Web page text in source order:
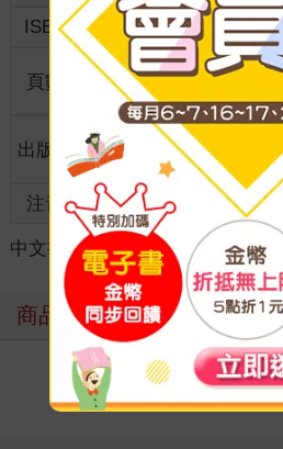
大的向日葵，像撐傘一樣撐在自己的
不多大的小孩子排成一排往前進，可
三三兩兩地在相互說話，還不停地四
他們身後都有一雙透明的翅膀在扇動
地飄浮在半空中，不用擔心掉下來。
暮音眨著眼，幼小的心裡總覺得哪裡
好多長了翅膀的小孩子……她忍不住
「暮音。」
暮音抬頭看著喊她的人。
爸爸說，這個是媽媽的妹妹，要叫小
「小阿姨。」暮音抓緊手裡的小兔子
「妳在看什麼？」前座上回過頭來問
上美麗的臉，只可惜眉宇間過於冷淡
「有好多的……」暮音回過頭，驚訝
小孩子都不見了……除了在大雨裡東
都沒有。
ISBN
9789863617648 分
頁數 320
商
格
出版地 台灣
適
齡
注音 級
中文書 ＞ 輕小說 ＞ 華文作品
商品評價
寫評